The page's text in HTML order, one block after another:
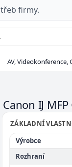
firmy.
AV, Videokonference,
Canon IJ
ZÁKLADNÍ
Výrobce
Rozhraní